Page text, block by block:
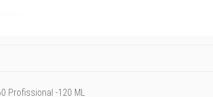
Profissional -120 ML